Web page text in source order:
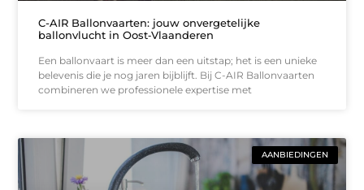
C-AIR Ballonvaarten: jouw onvergetelijke
ballonvlucht in Oost‑Vlaanderen
Een ballonvaart is meer dan een uitstap; het is een unieke
belevenis die je nog jaren bijblijft. Bij C-AIR Ballonvaarten
combineren we professionele expertise met
AANBIEDINGEN